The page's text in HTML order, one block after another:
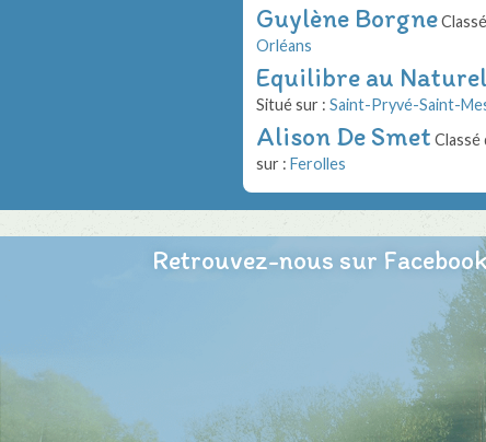
Guylène Borgne
Orléans
Equilibre au Naturel
Situé sur : Saint-Pryvé-Saint-
Alison De Smet Classé
sur : Ferolles
Retrouvez-nous sur